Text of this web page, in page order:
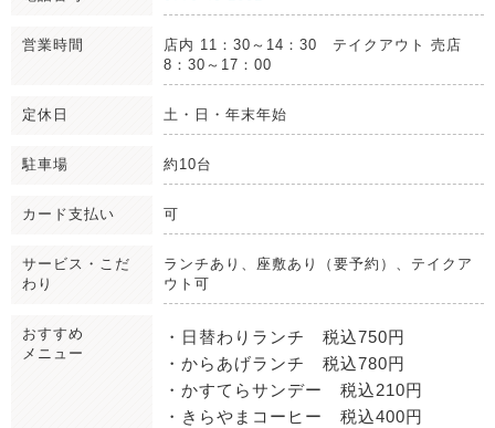
営業時間
店内 11：30～14：30 テイクアウト 売店
8：30～17：00
定休日 土・日・年末年始
駐車場 約10台
カード支払い 可
サービス・こだ
わり
ランチあり、座敷あり（要予約）、テイクア
ウト可
おすすめ
メニュー
・日替わりランチ 税込750円
・からあげランチ 税込780円
・かすてらサンデー 税込210円
・きらやまコーヒー 税込400円